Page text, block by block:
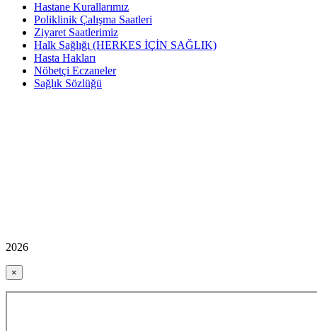
Hastane Kurallarımız
Poliklinik Çalışma Saatleri
Ziyaret Saatlerimiz
Halk Sağlığı (HERKES İÇİN SAĞLIK)
Hasta Hakları
Nöbetçi Eczaneler
Sağlık Sözlüğü
2026
×